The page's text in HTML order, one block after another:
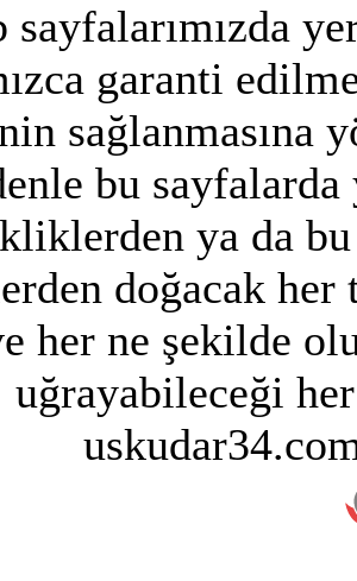
sayfalarımızda
garanti
sağlanmasına
bu
ya da
doğacak
her ne şekilde
uğrayabileceği